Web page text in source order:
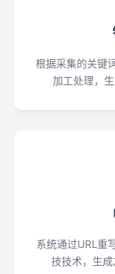
根据采集的关键
加工处理，
系统通过URL重
技技术，生